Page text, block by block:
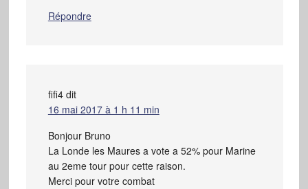
Répondre
fifi4 dit
16 mai 2017 à 1 h 11 min
Bonjour Bruno
La Londe les Maures a vote a 52% pour Marine
au 2eme tour pour cette raison.
Merci pour votre combat